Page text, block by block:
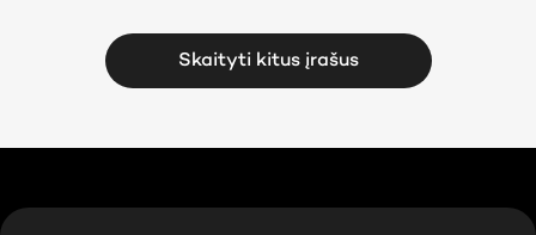
Skaityti kitus įrašus